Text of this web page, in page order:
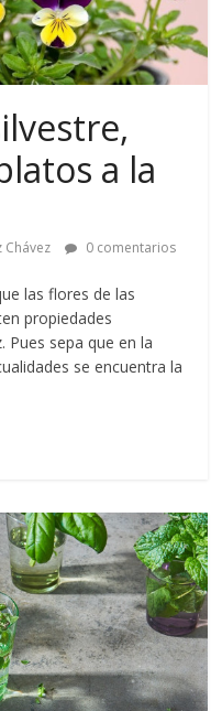
a la
Chávez 0 comentarios
las flores de las
propiedades
Pues sepa que en la
se encuentra la